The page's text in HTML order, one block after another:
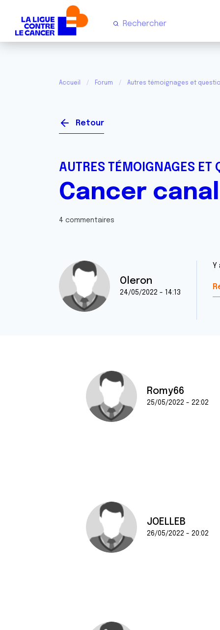
Accueil Forum Autres témoignages et
Retour
AUTRES TÉMOIGNAGES ET
Cancer
4 commentaires
Oleron
24/05/2022 - 14:13
Romy66
25/05/2022 - 22:02
JOELLEB
26/05/2022 - 20:02